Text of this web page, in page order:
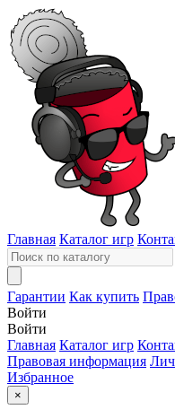
Главная Каталог игр
Гарантии Как купить
Войти
Войти
Главная Каталог игр
Правовая информация
Избранное
×